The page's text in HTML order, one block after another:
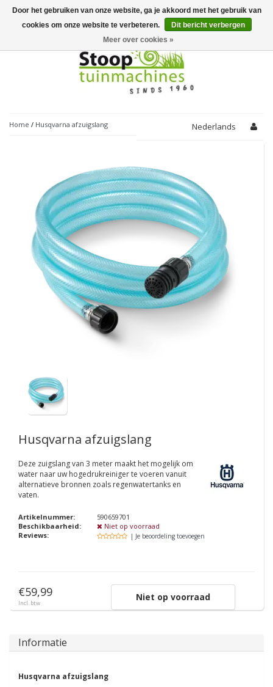
Toggle
navigation
Home / Husqvarna afzuigslang Nederlands
Husqvarna afzuigslang
Deze zuigslang van 3 meter maakt het mogelijk om
water naar uw hogedrukreiniger te voeren vanuit
alternatieve bronnen zoals regenwatertanks en
vaten.
Artikelnummer:
590659701
Beschikbaarheid:
Niet op voorraad
Reviews:
| Je beoordeling toevoegen
€59,99
Incl. btw
Niet op voorraad
Informatie
Husqvarna afzuigslang
Door het gebruiken van onze website, ga je akkoord met het gebruik van
cookies om onze website te verbeteren.
Dit bericht verbergen
Meer over cookies »